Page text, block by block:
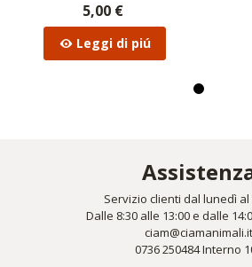
5,00 €
Leggi di piú
Servizio clienti dal lunedì
Dalle 8:30 alle 13:00 e dalle
ciam@ciamanimali.it
0736 250484 Interno